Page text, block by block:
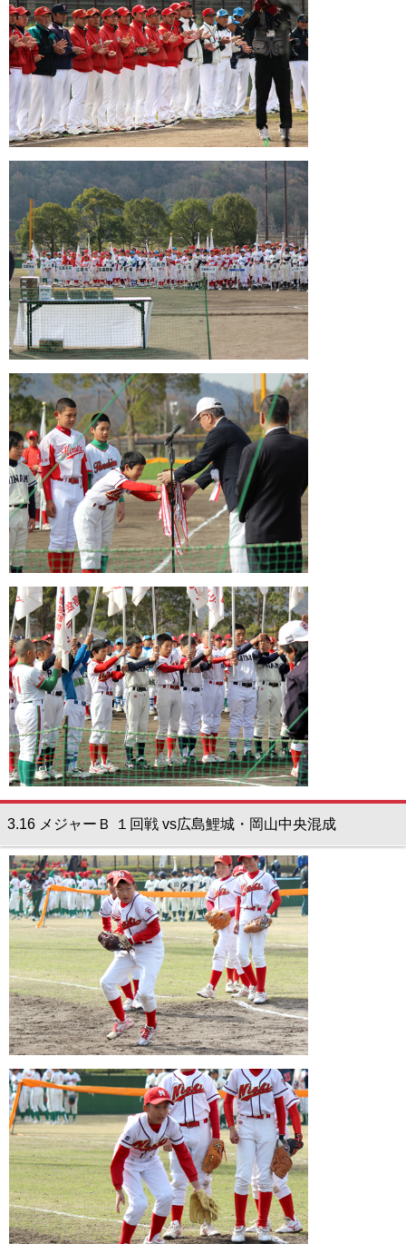
3.16 メジャーＢ １回戦 vs広島鯉城・岡山中央混成